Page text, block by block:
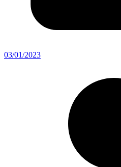
03/01/2023